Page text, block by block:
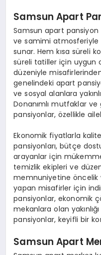
Samsun Apart
Samsun apart pansiyon
ve samimi atmosferiyle
sunar. Hem kısa süreli
süreli tatiller için uygun
düzeniyle
genelindeki apart
ve sosyal alanlara
Donanımlı mutfaklar
pansiyonlar, özellikle
Ekonomik fiyatlarla
pansiyonları, bütçe
arayanlar için
temizlik ekipleri ve
memnuniyetine öncelik
yapan misafirler için
pansiyonlar, ekonomik
mekanlara olan
pansiyonlar, keyifli bir
Samsun Apart